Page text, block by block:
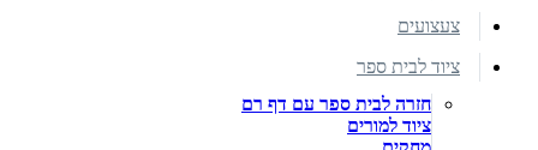
צעצועים
ציוד לבית ספר
חזרה לבית ספר עם דף רם
ציוד למורים